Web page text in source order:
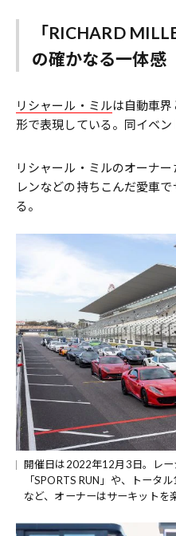
「RICHARD
の確かなる一体感
リシャール・ミルは自動車
形で表現している。同イベン
リシャール・ミルのオーナ
レンなどの持ちこんだ愛車
る。
開催日は2022年12月3日。レ
「SPORTS RUN」や、トータ
など、オーナーはサーキットを